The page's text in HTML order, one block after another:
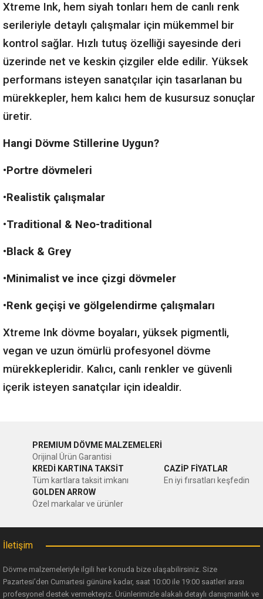
Xtreme Ink, hem siyah tonları hem de canlı renk
serileriyle detaylı çalışmalar için mükemmel bir
kontrol sağlar. Hızlı tutuş özelliği sayesinde deri
üzerinde net ve keskin çizgiler elde edilir. Yüksek
performans isteyen sanatçılar için tasarlanan bu
mürekkepler, hem kalıcı hem de kusursuz sonuçlar
üretir.
Hangi Dövme Stillerine Uygun?
•Portre dövmeleri
•Realistik çalışmalar
•Traditional & Neo-traditional
•Black & Grey
•Minimalist ve ince çizgi dövmeler
•Renk geçişi ve gölgelendirme çalışmaları
Xtreme Ink dövme boyaları, yüksek pigmentli,
vegan ve uzun ömürlü profesyonel dövme
mürekkepleridir. Kalıcı, canlı renkler ve güvenli
içerik isteyen sanatçılar için idealdir.
PREMIUM DÖVME MALZEMELERİ
Orijinal Ürün Garantisi
KREDİ KARTINA TAKSİT
Tüm kartlara taksit imkanı
CAZİP FİYATLAR
En iyi fırsatları keşfedin
GOLDEN ARROW
Özel markalar ve ürünler
İletişim
Dövme malzemeleriyle ilgili her konuda bize ulaşabilirsiniz. Size
Pazartesi’den Cumartesi gününe kadar, saat 10:00 ile 19:00 saatleri arası
profesyonel destek vermekteyiz. Ürünlerimizle alakalı detaylı danışmanlık ve